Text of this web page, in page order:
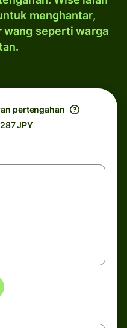
menghantar,
wang seperti warga
pertengahan
JPY